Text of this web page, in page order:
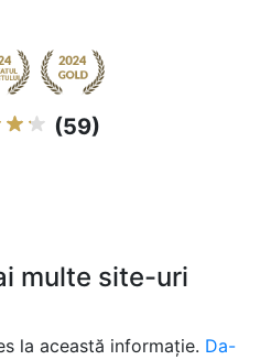
(59)
multe site-uri
la această informație. Da-